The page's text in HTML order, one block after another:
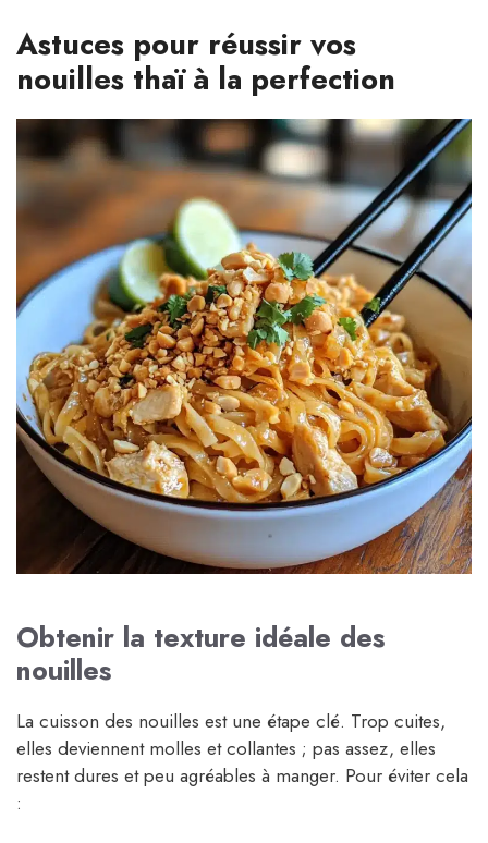
Astuces pour réussir vos
nouilles thaï à la perfection
Obtenir la texture idéale des
nouilles
La cuisson des nouilles est une étape clé. Trop cuites,
elles deviennent molles et collantes ; pas assez, elles
restent dures et peu agréables à manger. Pour éviter cela
: